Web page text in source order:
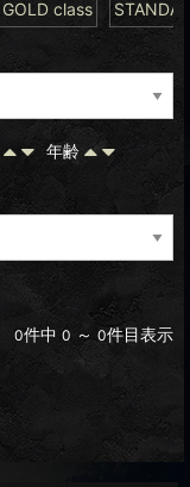
GOLD class
年齢
0件中 0 ～ 0件目表示